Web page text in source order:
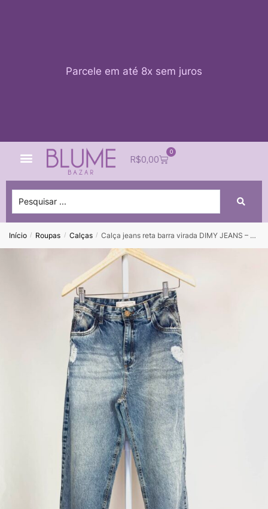
Parcele em até 8x sem juros
R$0,00
0
Início / Roupas / Calças / Calça jeans reta barra virada DIMY JEANS – 36